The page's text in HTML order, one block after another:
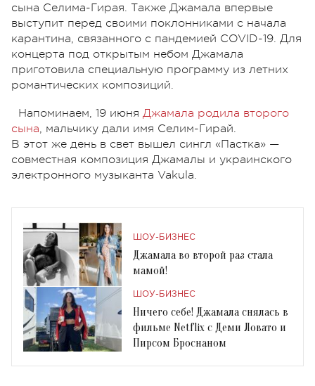
сына Селима-Гирая. Также Джамала впервые
выступит перед своими поклонниками с начала
карантина, связанного с пандемией COVID-19. Для
концерта под открытым небом Джамала
приготовила специальную программу из летних
романтических композиций.
Напоминаем, 19 июня Джамала родила второго
сына, мальчику дали имя Селим-Гирай.
В этот же день в свет вышел сингл «Пастка» —
совместная композиция Джамалы и украинского
электронного музыканта Vakula.
ШОУ-БИЗНЕС
Джамала во второй раз стала
мамой!
ШОУ-БИЗНЕС
Ничего себе! Джамала снялась в
фильме Netflix с Деми Ловато и
Пирсом Броснаном